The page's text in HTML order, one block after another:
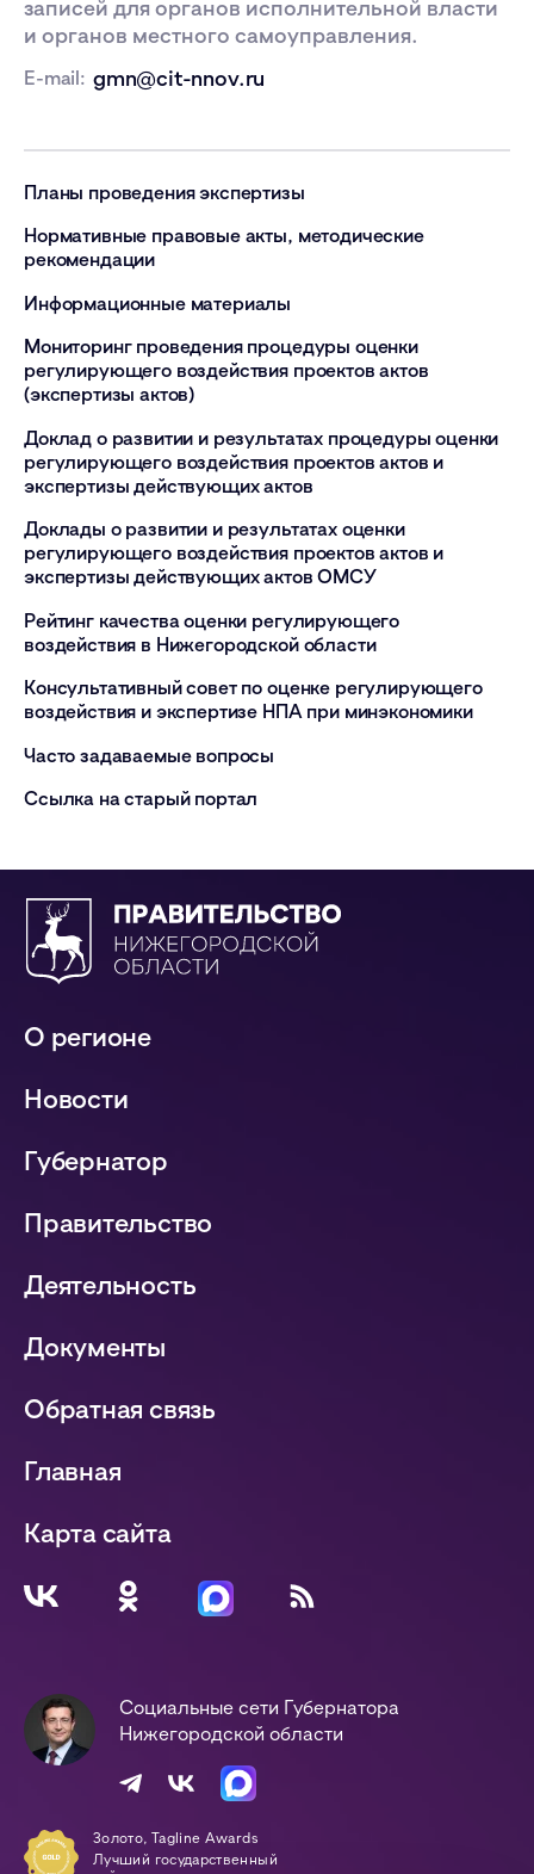
записей для органов исполнительной власти
и органов местного самоуправления.
E-mail: gmn@cit-nnov.ru
Планы проведения экспертизы
Нормативные правовые акты, методические
рекомендации
Информационные материалы
Мониторинг проведения процедуры оценки
регулирующего воздействия проектов актов
(экспертизы актов)
Доклад о развитии и результатах процедуры оценки
регулирующего воздействия проектов актов и
экспертизы действующих актов
Доклады о развитии и результатах оценки
регулирующего воздействия проектов актов и
экспертизы действующих актов ОМСУ
Рейтинг качества оценки регулирующего
воздействия в Нижегородской области
Консультативный совет по оценке регулирующего
воздействия и экспертизе НПА при минэкономики
Часто задаваемые вопросы
Ссылка на старый портал
О регионе
Новости
Губернатор
Правительство
Деятельность
Документы
Обратная связь
Главная
Карта сайта
Социальные сети Губернатора
Нижегородской области
Золото, Tagline Awards
Лучший государственный